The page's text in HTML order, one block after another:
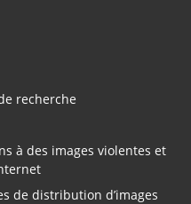
recherche
à des images violentes et
de distribution d’images